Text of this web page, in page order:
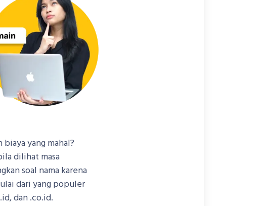
yang mahal?
dilihat masa
soal nama karena
dari yang populer
dan .co.id.